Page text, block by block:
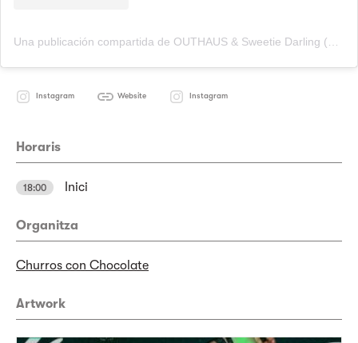
Una publicación compartida de OUTHAUS & Sweetie Darling (@outhaus_sweetie_darling)
Instagram Website Instagram
Horaris
18:00 Inici
Organitza
Churros con Chocolate
Artwork